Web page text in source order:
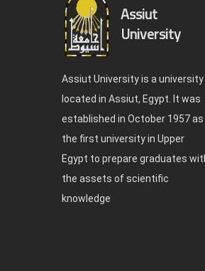
Assiut
University
Assiut University is a university
located in Assiut, Egypt. It was
established in October 1957 as
the first university in Upper
Egypt to prepare graduates
the assets of scientific
knowledge